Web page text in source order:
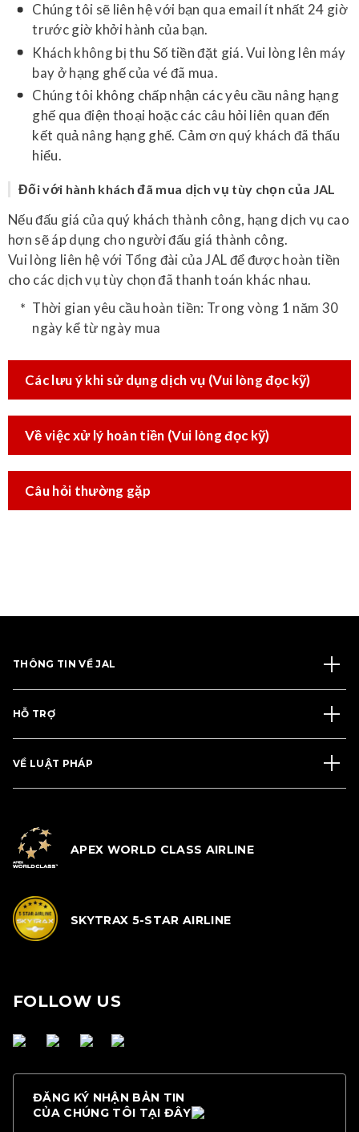
Chúng tôi sẽ liên hệ với bạn qua email ít nhất 24 giờ
trước giờ khởi hành của bạn.
Khách không bị thu Số tiền đặt giá. Vui lòng lên máy
bay ở hạng ghế của vé đã mua.
Chúng tôi không chấp nhận các yêu cầu nâng hạng
ghế qua điện thoại hoặc các câu hỏi liên quan đến
kết quả nâng hạng ghế. Cảm ơn quý khách đã thấu
hiểu.
Đối với hành khách đã mua dịch vụ tùy chọn của JAL
Nếu đấu giá của quý khách thành công, hạng dịch vụ cao
hơn sẽ áp dụng cho người đấu giá thành công.
Vui lòng liên hệ với Tổng đài của JAL để được hoàn tiền
cho các dịch vụ tùy chọn đã thanh toán khác nhau.
Thời gian yêu cầu hoàn tiền: Trong vòng 1 năm 30
ngày kể từ ngày mua
Các lưu ý khi sử dụng dịch vụ (Vui lòng đọc kỹ)
Về việc xử lý hoàn tiền (Vui lòng đọc kỹ)
Câu hỏi thường gặp
THÔNG TIN VỀ JAL
HỖ TRỢ
VỀ LUẬT PHÁP
APEX WORLD CLASS AIRLINE
SKYTRAX 5-STAR AIRLINE
FOLLOW US
ĐĂNG KÝ NHẬN BẢN TIN
CỦA CHÚNG TÔI TẠI ĐÂY